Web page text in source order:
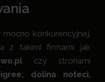
mocno konkurencyjnej.
z takimi firmami jak
czy stronami
dolina noteci,